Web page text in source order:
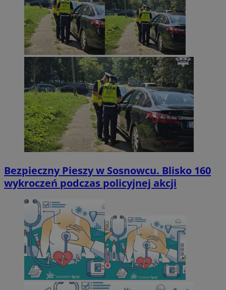
Bezpieczny Pieszy w Sosnowcu. Blisko 160
wykroczeń podczas policyjnej akcji